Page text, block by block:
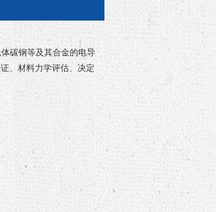
碳钢等及其合金的电导
、材料力学评估、决定